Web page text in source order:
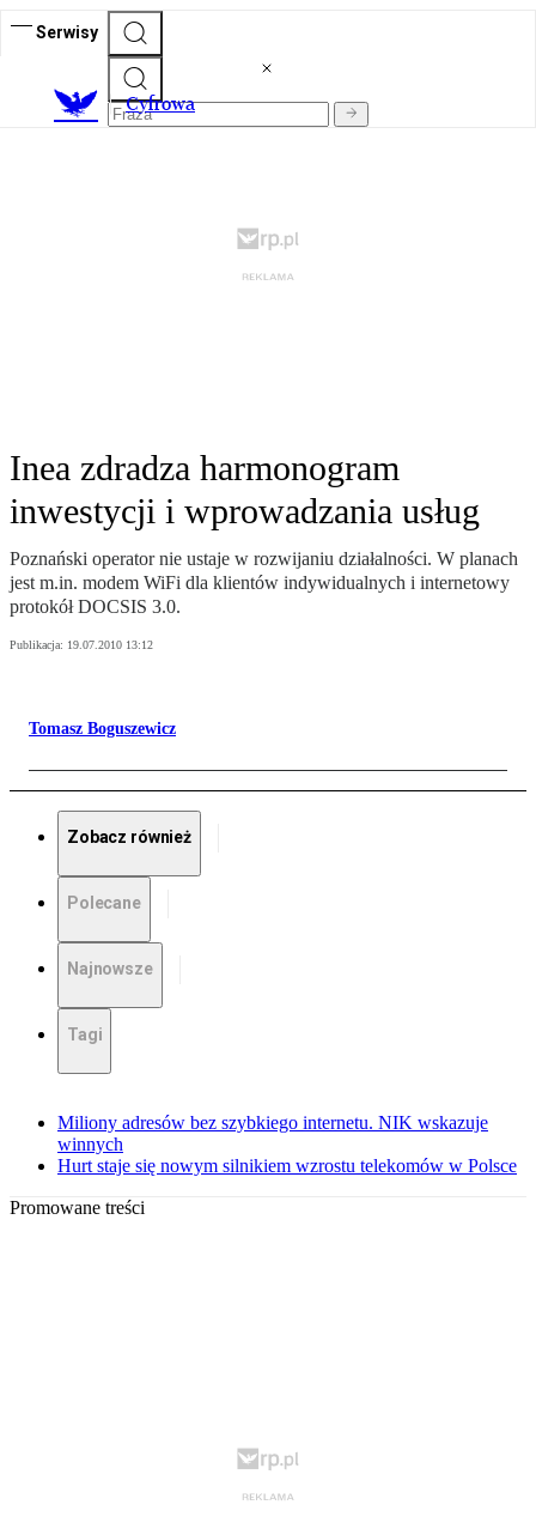
Serwisy
Cyfrowa
Inea zdradza harmonogram
inwestycji i wprowadzania usług
Poznański operator nie ustaje w rozwijaniu działalności. W planach
jest m.in. modem WiFi dla klientów indywidualnych i internetowy
protokół DOCSIS 3.0.
Publikacja: 19.07.2010 13:12
Tomasz Boguszewicz
Zobacz również
Polecane
Najnowsze
Tagi
Miliony adresów bez szybkiego internetu. NIK wskazuje
winnych
Hurt staje się nowym silnikiem wzrostu telekomów w Polsce
Promowane treści